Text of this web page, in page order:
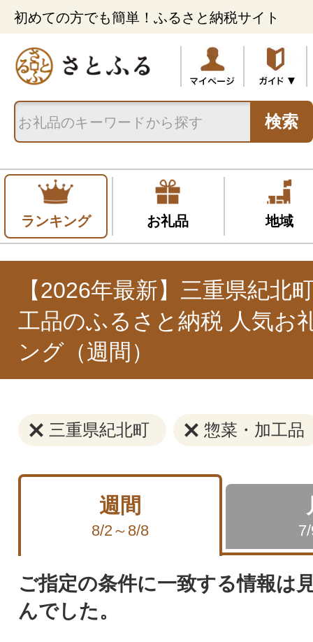
初めての方でも簡単！ふるさと納税サイト
検索
ランキング お礼品 地域
【2026年最新】三重県紀北
工品のふるさと納税 人気お
ング（週間）
三重県紀北町 惣菜・加工品
週間
8/2～8/8
ご指定の条件に一致する情報は
んでした。